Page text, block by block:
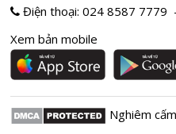
Điện thoại: 024 8587 7779
Xem bản mobile
Nghiêm